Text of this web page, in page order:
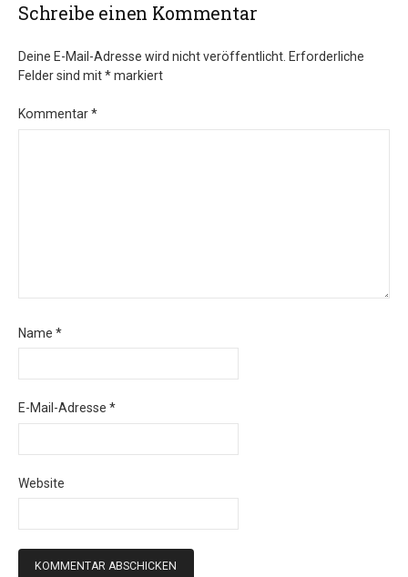
Schreibe einen Kommentar
Deine E-Mail-Adresse wird nicht veröffentlicht. Erforderliche
Felder sind mit*markiert
Kommentar*
Name *
E-Mail-Adresse *
Website